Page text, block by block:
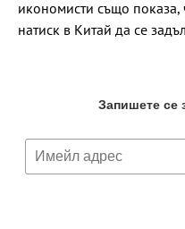
икономисти също
натиск в Китай да се